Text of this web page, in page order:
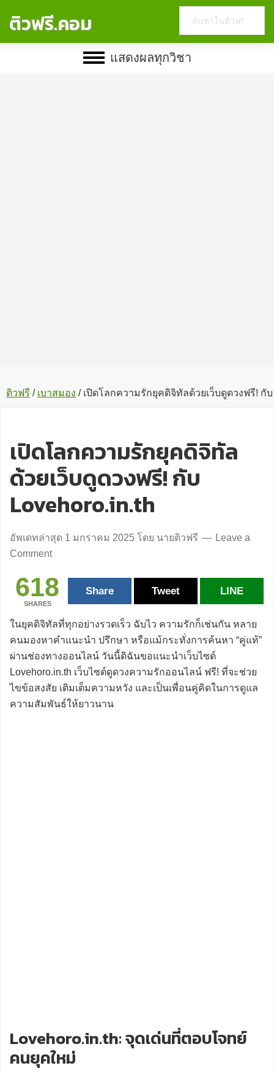
ติวฟรี.คอม
website
แสดงผลทุกวิชา
ติวฟรี / เบาสมอง /เปิดโลกความรักยุคดิจิทัลด้วยเว็บดูดวงฟรี! กับ
เปิดโลกความรักยุคดิจิทัล
ด้วยเว็บดูดวงฟรี! กับ
Lovehoro.in.th
อัพเดทล่าสุด 1 มกราคม 2025 โดย นายติวฟรี
Leave a
Comment
618
SHARES
Share Tweet LINE
ในยุคดิจิทัลที่ทุกอย่างรวดเร็ว ฉับไว ความรักก็เช่นกัน หลาย
คนมองหาคำแนะนำ ปรึกษา หรือแม้กระทั่งการค้นหา “คู่แท้”
ผ่านช่องทางออนไลน์ วันนี้ดิฉันขอแนะนำเว็บไซต์
Lovehoro.in.th เว็บไซต์ดูดวงความรักออนไลน์ ฟรี! ที่จะช่วย
ไขข้อสงสัย เติมเต็มความหวัง และเป็นเพื่อนคู่คิดในการดูแล
ความสัมพันธ์ให้ยาวนาน
Lovehoro.in.th: จุดเด่นที่ตอบโจทย์
คนยุคใหม่